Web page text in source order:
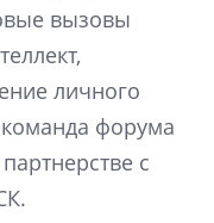
вызовы
личного
форума
с